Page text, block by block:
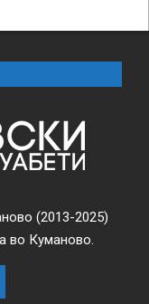
(2013-2025)
во Куманово.